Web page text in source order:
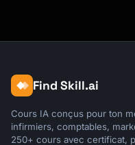
Find Skill.ai
Cours IA conçus pour ton
infirmiers, comptables,
250+ cours avec certificat,